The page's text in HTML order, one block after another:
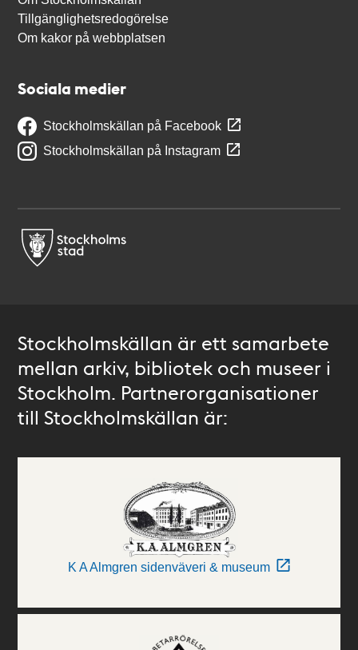
Tillgänglighetsredogörelse
Om kakor på webbplatsen
Sociala medier
Stockholmskällan på Facebook
Stockholmskällan på Instagram
Stockholmskällan är ett samarbete
mellan arkiv, bibliotek och museer i
Stockholm. Partnerorganisationer
till Stockholmskällan är:
K A Almgren sidenväveri & museum